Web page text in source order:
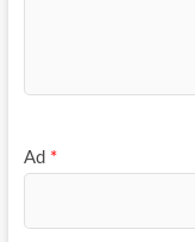
Ad *